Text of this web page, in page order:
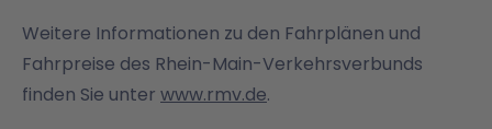
Weitere Informationen zu den Fahrplänen und
Fahrpreise des Rhein-Main-Verkehrsverbunds
finden Sie unter www.rmv.de.